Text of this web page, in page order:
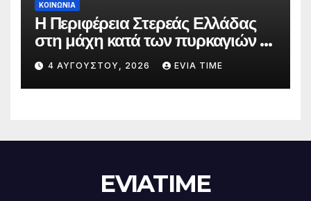
ΚΟΙΝΩΝΙΑ
Η Περιφέρεια Στερεάς Ελλάδας
στη μάχη κατά των πυρκαγιών –
Δράσεις και στήριξη σε πέντε
περιφερειακές ενότητες
4 ΑΥΓΟΎΣΤΟΥ, 2026 EVIA TIME
EVIATIME